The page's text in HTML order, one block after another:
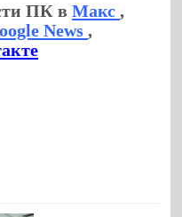
ПК вМакс,
News,